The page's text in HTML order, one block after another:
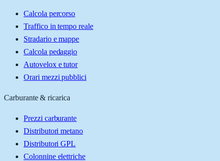
Calcola percorso
Traffico in tempo reale
Stradario e mappe
Calcola pedaggio
Autovelox e tutor
Orari mezzi pubblici
Carburante & ricarica
Prezzi carburante
Distributori metano
Distributori GPL
Colonnine elettriche